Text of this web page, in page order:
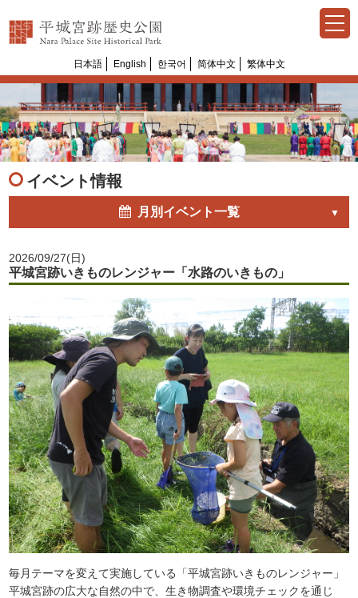
日本語 English 한국어 简体中文 繁体中文
イベント情報
月別イベント一覧
2026/09/27(日)
平城宮跡いきものレンジャー「水路のいきもの」
Select Language▼
毎月テーマを変えて実施している「平城宮跡いきものレンジャー」
平城宮跡の広大な自然の中で、生き物調査や環境チェックを通じ